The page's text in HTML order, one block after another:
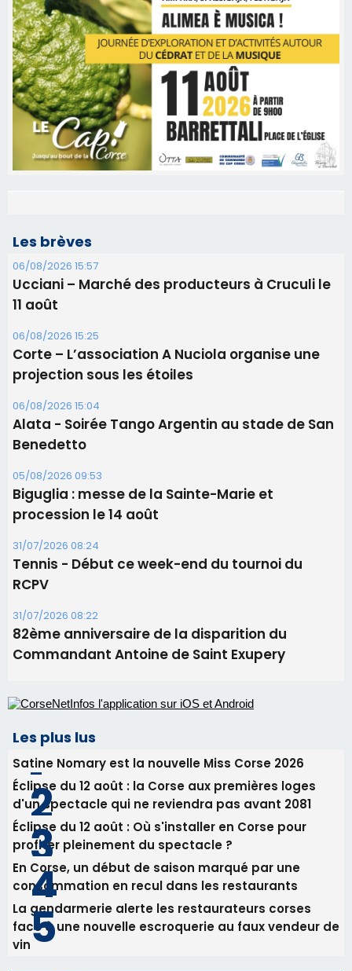
Les brèves
06/08/2026 15:57
Ucciani – Marché des producteurs à Cruculi le
11 août
06/08/2026 15:25
Corte – L’association A Nuciola organise une
projection sous les étoiles
06/08/2026 15:04
Alata - Soirée Tango Argentin au stade de San
Benedetto
05/08/2026 09:53
Biguglia : messe de la Sainte-Marie et
procession le 14 août
Tennis - Début ce week-end du tournoi du
RCPV
31/07/2026 08:22
82ème anniversaire de la disparition du
Commandant Antoine de Saint Exupery
Les plus lus
Satine Nomary est la nouvelle Miss Corse 2026
Éclipse du 12 août : la Corse aux premières loges
d'un spectacle qui ne reviendra pas avant 2081